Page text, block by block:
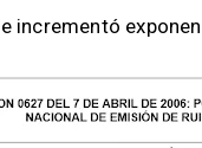
incrementó